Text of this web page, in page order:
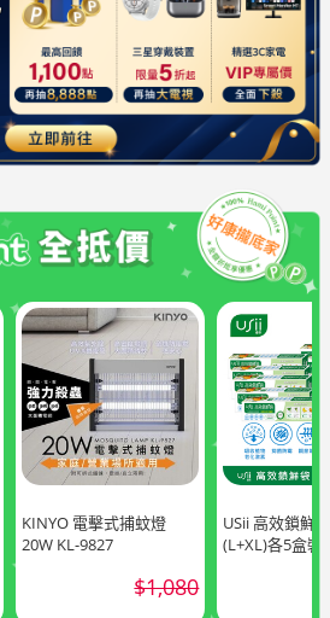
KINYO 電擊式捕蚊燈
20W KL-9827
$1,080
USii 高效鎖鮮
(L+XL)各5盒裝